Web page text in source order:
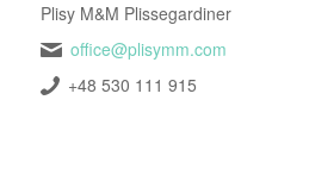
Plisy M&M Plissegardiner
office@plisymm.com
+48 530 111 915